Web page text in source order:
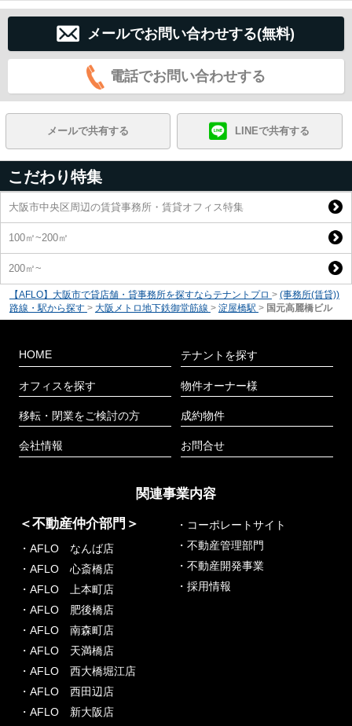
メールでお問い合わせする(無料)
電話でお問い合わせする
メールで共有する LINEで共有する
こだわり特集
大阪市中央区周辺の賃貸事務所・賃貸オフィス特集
100㎡~200㎡
200㎡~
【AFLO】大阪市で貸店舗・貸事務所を探すならテナントプロ > (事務所(賃貸))
路線・駅から探す > 大阪メトロ地下鉄御堂筋線 > 淀屋橋駅 > 国元高麗橋ビル
HOME
オフィスを探す
移転・閉業をご検討の方
会社情報
テナントを探す
物件オーナー様
成約物件
お問合せ
関連事業内容
＜不動産仲介部門＞
・AFLO なんば店
・AFLO 心斎橋店
・AFLO 上本町店
・AFLO 肥後橋店
・AFLO 南森町店
・AFLO 天満橋店
・AFLO 西大橋堀江店
・AFLO 西田辺店
・AFLO 新大阪店
・コーポレートサイト
・不動産管理部門
・不動産開発事業
・採用情報